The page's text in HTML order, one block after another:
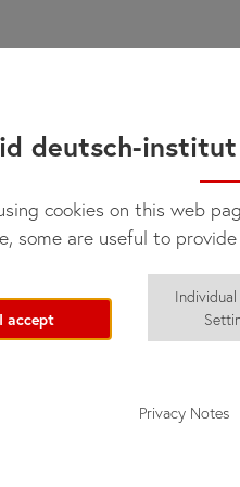
deutsch-
cookies on this web
some are useful to
I accept
Privacy Notes